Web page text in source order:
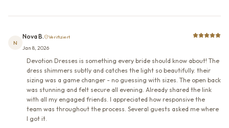
N
Nova B. Verifiziert
Jan 8, 2026
Devotion Dresses is something every bride should know about! The
dress shimmers subtly and catches the light so beautifully. their
sizing was a game changer - no guessing with sizes. The open back
was stunning and felt secure all evening. Already shared the link
with all my engaged friends. I appreciated how responsive the
team was throughout the process. Several guests asked me where
I got it.